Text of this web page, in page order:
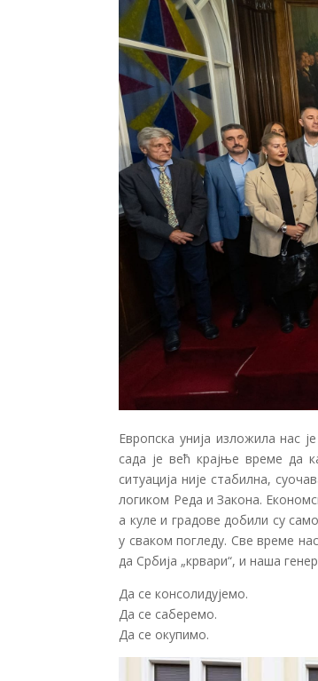
Европска унија изложила нас
сада је већ крајње време да
ситуација није стабилна,
логиком Реда и Закона.
а куле и градове добили су
у сваком погледу. Све време
да Србија „крвари“, и наша
Да се консолидујемо.
Да се саберемо.
Да се окупимо.